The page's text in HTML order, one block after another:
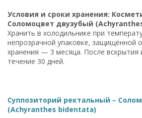
Условия и сроки хранения:
Соломоцвет двузубый
Хранить в холодильнике при
непрозрачной упаковке, защищённой
хранения — 3 месяца. После вскрытия
течение 30 дней.
Суппозиторий ректальный –
(Achyranthes bidentata)